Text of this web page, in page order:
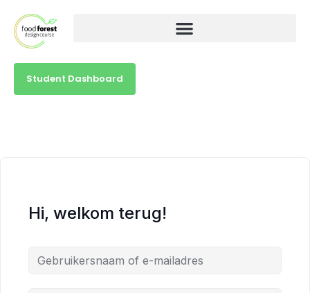
Student Dashboard
Hi, welkom terug!